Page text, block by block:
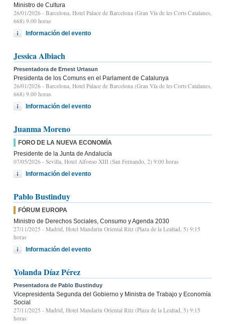
Ministro de Cultura
26/01/2026 - Barcelona, Hotel Palace de Barcelona (Gran Vía de les Corts Catalanes,
668) 9.00 horas
Información del evento
Jessica Albiach
Presentadora de Ernest Urtasun
Presidenta de los Comuns en el Parlament de Catalunya
26/01/2026 - Barcelona, Hotel Palace de Barcelona (Gran Vía de les Corts Catalanes,
668) 9.00 horas
Información del evento
Juanma Moreno
FORO DE LA NUEVA ECONOMÍA
Presidente de la Junta de Andalucía
07/05/2026 - Sevilla, Hotel Alfonso XIII (San Fernando, 2) 9:00 horas
Información del evento
Pablo Bustinduy
FÓRUM EUROPA
Ministro de Derechos Sociales, Consumo y Agenda 2030
27/11/2025 - Madrid, Hotel Mandarin Oriental Ritz (Plaza de la Lealtad, 5) 9:15
horas
Información del evento
Yolanda Díaz Pérez
Presentadora de Pablo Bustinduy
Vicepresidenta Segunda del Gobierno y Ministra de Trabajo y Economía
Social
27/11/2025 - Madrid, Hotel Mandarin Oriental Ritz (Plaza de la Lealtad, 5) 9:15
horas